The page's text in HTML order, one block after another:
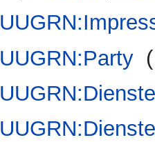
UUGRN:Party (